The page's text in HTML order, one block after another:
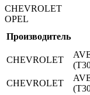
CHEVROLET
OPEL
Производитель
CHEVROLET
CHEVROLET